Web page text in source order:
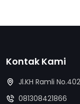
Kontak Kami
Jl.KH Ramli
081308421866